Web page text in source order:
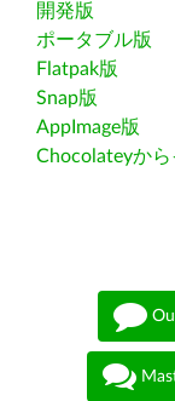
開発版
ポータブル版
Flatpak版
Snap版
AppImage版
Chocolateyか